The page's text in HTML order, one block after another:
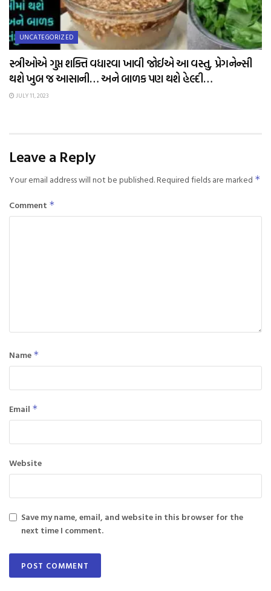
UNCATEGORIZED
સ્ત્રીઓએ ગુપ્ત શક્તિ વધારવા ખાવી જોઈએ આ વસ્તુ, પ્રેગનેન્સી
થશે ખુબ જ આસાની… અને બાળક પણ થશે હેલ્દી…
JULY 11, 2023
Leave a Reply
Your email address will not be published.Required fields are marked *
Comment *
Name *
Email *
Website
Save my name, email, and website in this browser for the
next time I comment.